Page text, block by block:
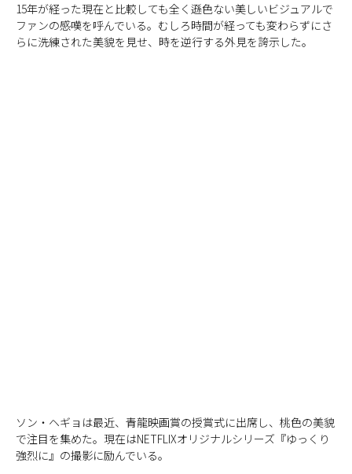
15年が経った現在と比較しても全く遜色ない美しいビジュアルで
ファンの感嘆を呼んでいる。むしろ時間が経っても変わらずにさ
らに洗練された美貌を見せ、時を逆行する外見を誇示した。
ソン・ヘギョは最近、青龍映画賞の授賞式に出席し、桃色の美貌
で注目を集めた。現在はNETFLIXオリジナルシリーズ『ゆっくり
強烈に』の撮影に励んでいる。